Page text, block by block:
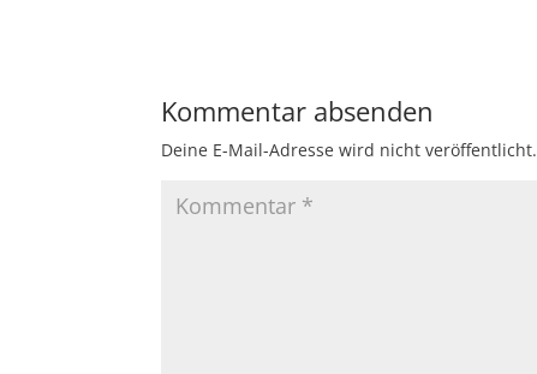
Kommentar absenden
Deine E-Mail-Adresse wird nicht veröffentlicht.